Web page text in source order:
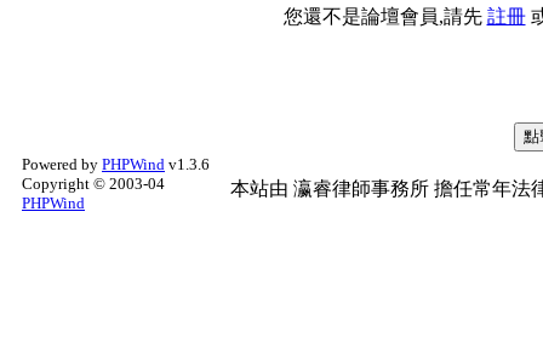
您還不是論壇會員,請先 註冊
Powered by PHPWind v1.3.6
Copyright © 2003-04
PHPWind
本站由 瀛睿律師事務所 擔任常年法